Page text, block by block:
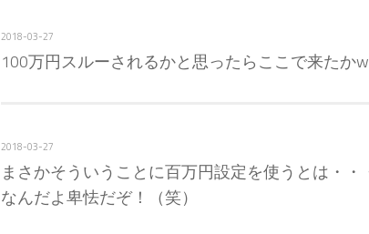
2018-03-27
100万円スルーされるかと思ったらここで来たかw
2018-03-27
まさかそういうことに百万円設定を使うとは・・
なんだよ卑怯だぞ！（笑）